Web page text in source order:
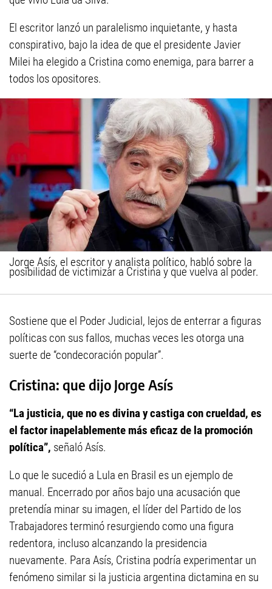
El escritor lanzó un paralelismo inquietante, y hasta
conspirativo, bajo la idea de que el presidente Javier
Milei ha elegido a Cristina como enemiga, para barrer a
todos los opositores.
Jorge Asís, el escritor y analista político, habló sobre la
posibilidad de victimizar a Cristina y que vuelva al poder.
Sostiene que el Poder Judicial, lejos de enterrar a figuras
políticas con sus fallos, muchas veces les otorga una
suerte de “condecoración popular”.
Cristina: que dijo Jorge Asís
“La justicia, que no es divina y castiga con crueldad, es
el factor inapelablemente más eficaz de la promoción
política”, señaló Asís.
Lo que le sucedió a Lula en Brasil es un ejemplo de
manual. Encerrado por años bajo una acusación que
pretendía minar su imagen, el líder del Partido de los
Trabajadores terminó resurgiendo como una figura
redentora, incluso alcanzando la presidencia
nuevamente. Para Asís, Cristina podría experimentar un
fenómeno similar si la justicia argentina dictamina en su